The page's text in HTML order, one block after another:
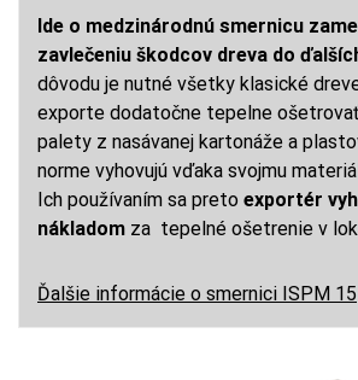
Ide o medzinárodnú smernicu
zavlečeniu škodcov dreva do
dôvodu je nutné všetky klasické
exporte dodatočne tepelne
palety z nasávanej kartonáže a
norme vyhovujú vďaka svojmu
Ich používaním sa preto exportér
nákladom za tepelné ošetrenie v
Ďalšie informácie o smernici ISPM 15